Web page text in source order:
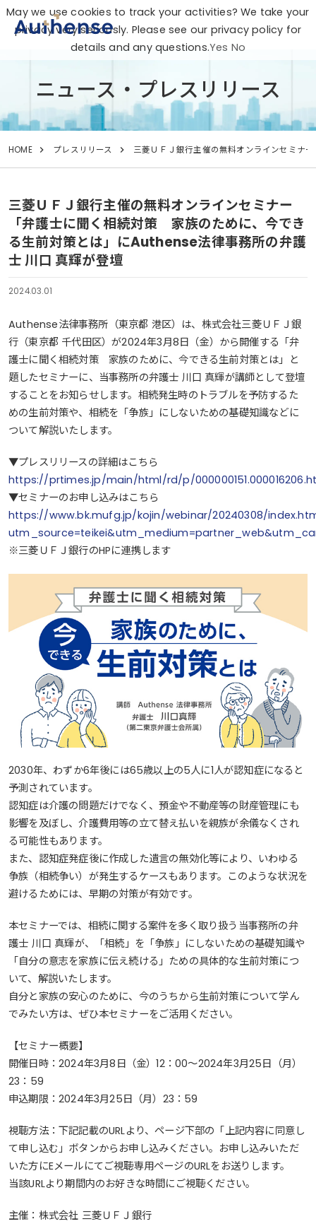
ニュース・プレスリリース
HOME プレスリリース 三菱ＵＦＪ銀行主催の無料オンラインセミナ
三菱ＵＦＪ銀行主催の無料オンラインセミナー
「弁護士に聞く相続対策 家族のために、今でき
る生前対策とは」にAuthense法律事務所の弁護
士 川口 真輝が登壇
2024.03.01
Authense法律事務所（東京都 港区）は、株式会社三菱ＵＦＪ銀
行（東京都 千代田区）が2024年3月8日（金）から開催する「弁
護士に聞く相続対策 家族のために、今できる生前対策とは」と
題したセミナーに、当事務所の弁護士 川口 真輝が講師として登壇
することをお知らせします。相続発生時のトラブルを予防するた
めの生前対策や、相続を「争族」にしないための基礎知識などに
ついて解説いたします。
▼プレスリリースの詳細はこちら
https://prtimes.jp/main/html/rd/p/
▼セミナーのお申し込みはこちら
https://www.bk.mufg.jp/kojin/webinar/20240308/
※三菱ＵＦＪ銀行のHPに連携します
2030年、わずか6年後には65歳以上の5人に1人が認知症になると
予測されています。
認知症は介護の問題だけでなく、預金や不動産等の財産管理にも
影響を及ぼし、介護費用等の立て替え払いを親族が余儀なくされ
る可能性もあります。
また、認知症発症後に作成した遺言の無効化等により、いわゆる
争族（相続争い）が発生するケースもあります。このような状況を
避けるためには、早期の対策が有効です。
本セミナーでは、相続に関する案件を多く取り扱う当事務所の弁
護士 川口 真輝が、「相続」を「争族」にしないための基礎知識や
「自分の意志を家族に伝え続ける」ための具体的な生前対策につ
いて、解説いたします。
自分と家族の安心のために、今のうちから生前対策について学ん
でみたい方は、ぜひ本セミナーをご活用ください。
【セミナー概要】
開催日時：2024年3月8日（金）12：00～2024年3月25日（月）
23：59
申込期限：2024年3月25日（月）23：59
視聴方法：下記記載のURLより、ページ下部の「上記内容に同意し
て申し込む」ボタンからお申し込みください。お申し込みいただ
いた方にEメールにてご視聴専用ページのURLをお送りします。
当該URLより期間内のお好きな時間にご視聴ください。
主催：株式会社 三菱ＵＦＪ銀行
May we use cookies to track your activities? We take your
privacy very seriously. Please see our privacy policy for
details and any questions.Yes No